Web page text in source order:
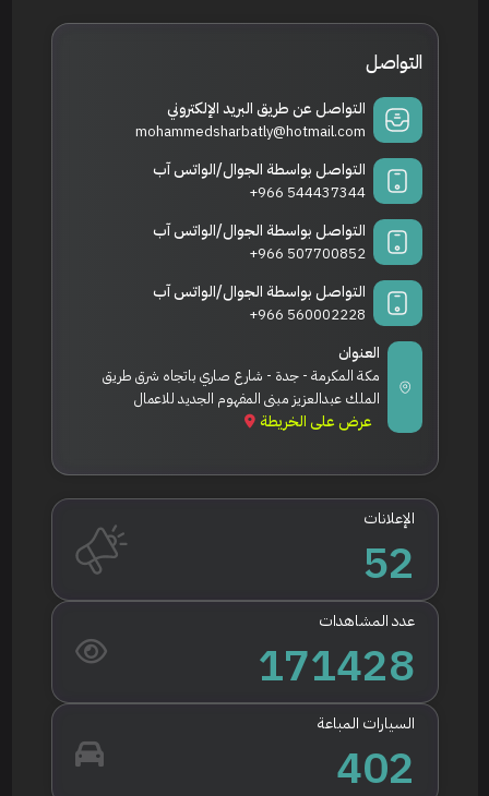
التواصل
التواصل عن طريق البريد الإلكتروني
mohammedsharbatly@hotmail.com
التواصل بواسطة الجوال/الواتس آب
+966 544437344
التواصل بواسطة الجوال/الواتس آب
+966 507700852
التواصل بواسطة الجوال/الواتس آب
+966 560002228
العنوان
مكة المكرمة - جدة - شارع صاري باتجاه شرق طريق
الملك عبدالعزيز مبنى المفهوم الجديد للاعمال
عرض على الخريطة
الإعلانات
52
عدد المشاهدات
171428
السيارات المباعة
402